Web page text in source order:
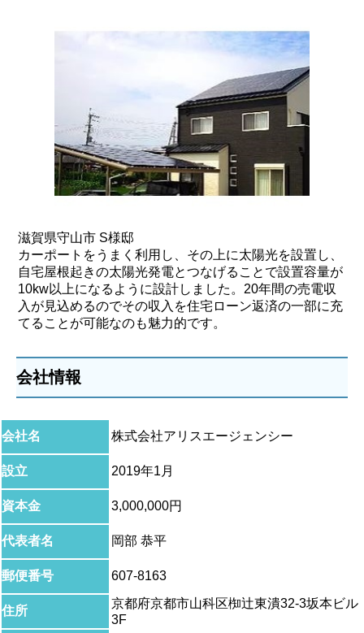
滋賀県守山市 S様邸
カーポートをうまく利用し、その上に太陽光を設置し、
自宅屋根起きの太陽光発電とつなげることで設置容量が
10kw以上になるように設計しました。20年間の売電収
入が見込めるのでその収入を住宅ローン返済の一部に充
てることが可能なのも魅力的です。
会社情報
会社名 株式会社アリスエージェンシー
設立 2019年1月
資本金 3,000,000円
代表者名 岡部 恭平
郵便番号 607-8163
住所
京都府京都市山科区椥辻東潰32-3坂本ビル
3F